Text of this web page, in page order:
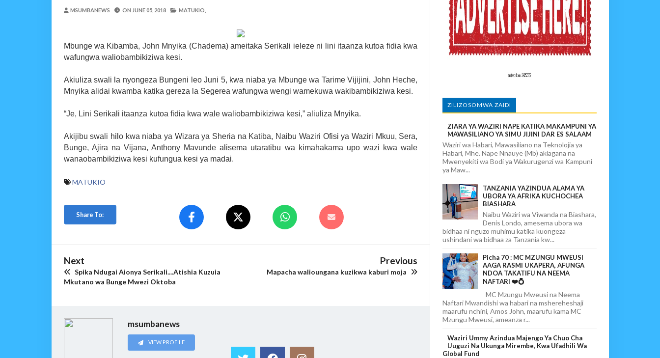
OSCAR ASSENGA-Aug 06 2026
WMA YAWAFUNDISHA WATOTO VIPIMO: NAIBU WAZIRI MALIASILI APONGEZA
MSUMBA -Aug 06 2026
OSCAR ASSENGA- Aug 06 2026
NAIBU KATIBU MKUU UJENZI ARIDHISHWA NA MABORESHO YA TEMESA
Maisha Yangu Yalikuwa Kwenye Giza Nikiwa Sijui Mwelekeo Wala Milango Yangu Ya Baraka, Mpaka Usomaji Wa Viganja Ulipofichua Siri Na Njia Zangu Za
MWANRI APOKELEWA MAKAO MAKUU YA CCM DODOMA
OSCAR ASSENGA Aug 06 2026
MSUMBANEWS ON JUNE 05, 2018 MATUKIO,
Mbunge wa Kibamba, John Mnyika (Chadema) ameitaka Serikali ieleze ni lini itaanza kutoa fidia kwa
wafungwa waliobambikiziwa kesi.
Akiuliza swali la nyongeza Bungeni leo Juni 5, kwa niaba ya Mbunge wa Tarime Vijijini, John Heche,
Mnyika alidai kwamba katika gereza la Segerea wafungwa wengi wamekuwa wakibambikiziwa kesi.
“Je, Lini Serikali itaanza kutoa fidia kwa wale waliobambikiziwa kesi,” aliuliza Mnyika.
Akijibu swali hilo kwa niaba ya Wizara ya Sheria na Katiba, Naibu Waziri Ofisi ya Waziri Mkuu, Sera,
Bunge, Ajira na Vijana, Anthony Mavunde alisema utaratibu wa kimahakama upo wazi kwa wale
wanaobambikiziwa kesi kufungua kesi ya madai.
MATUKIO
Share To:
Next
Spika Ndugai Aionya Serikali....Atishia Kuzuia
Mkutano wa Bunge Mwezi Oktoba
Previous
Mapacha walioungana kuzikwa kaburi moja
msumbanews
VIEW PROFILE
ZILIZOSOMWA ZAIDI
ZIARA YA WAZIRI NAPE KATIKA MAKAMPUNI YA
MAWASILIANO YA SIMU JIJINI DAR ES SALAAM
Waziri wa Habari, Mawasiliano na Teknolojia ya
Habari, Mhe. Nape Nnauye (Mb) akiagana na
Mwenyekiti wa Bodi ya Wakurugenzi wa Kampuni
ya Maw...
TANZANIA YAZINDUA ALAMA YA
UBORA YA AFRIKA KUCHOCHEA
BIASHARA
Naibu Waziri wa Viwanda na Biashara,
Denis Londo, amesema ubora wa
bidhaa ni nguzo muhimu katika kuongeza
ushindani wa bidhaa za Tanzania kw...
Picha 70 : MC MZUNGU MWEUSI
AAGA RASMI UKAPERA, AFUNGA
NDOA TAKATIFU NA NEEMA
NAFTARI ❤️💍
MC Mzungu Mweusi na Neema
Naftari Mwandishi wa habari na mshereheshaji
maarufu nchini, Amos John, maarufu kama MC
Mzungu Mweusi, ameanza r...
Waziri Ummy Azindua Majengo Ya Chuo Cha
Uuguzi Na Ukunga Mirembe, Kwa Ufadhili Wa
Global Fund